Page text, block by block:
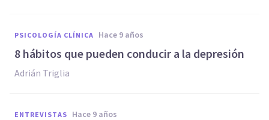
PSICOLOGÍA CLÍNICA hace 9 años
​8 hábitos que pueden conducir a la depresión
Adrián Triglia
ENTREVISTAS hace 9 años